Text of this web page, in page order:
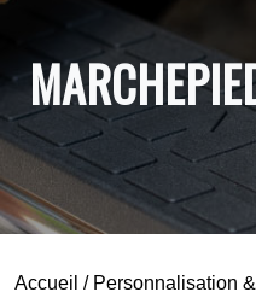
Accueil / Personnalisation